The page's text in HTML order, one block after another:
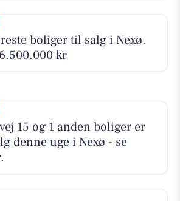
boliger til salg i Nexø.
kr
15 og 1 anden boliger er
denne uge i Nexø - se